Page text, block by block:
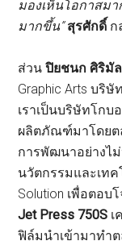
มากขึ้น” สุรศักดิ์ก
ส่วนปิยชนก ศิริมั
Graphic Arts บริ
เราเป็นบริษัทโก
ผลิตภัณฑ์มาโดยต
การพัฒนาอย่างไ
นวัตกรรมและเทค
Solution เพื่อตอบ
Jet Press 750S เ
ฟิล์มนำเข้ามาทำ